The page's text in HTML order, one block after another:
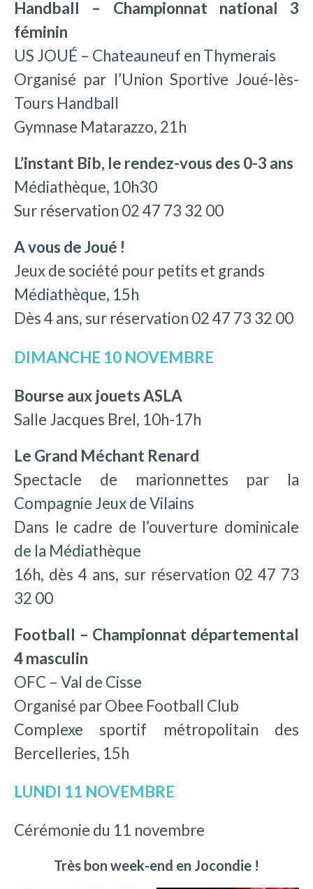
Handball – Championnat national 3
féminin
US JOUÉ – Chateauneuf en Thymerais
Organisé par l’Union Sportive Joué-lès-
Tours Handball
Gymnase Matarazzo, 21h
L’instant Bib, le rendez-vous des 0-3 ans
Médiathèque, 10h30
Sur réservation 02 47 73 32 00
A vous de Joué !
Jeux de société pour petits et grands
Médiathèque, 15h
Dès 4 ans, sur réservation 02 47 73 32 00
DIMANCHE 10 NOVEMBRE
Bourse aux jouets ASLA
Salle Jacques Brel, 10h-17h
Le Grand Méchant Renard
Spectacle de marionnettes par la
Compagnie Jeux de Vilains
Dans le cadre de l’ouverture dominicale
de la Médiathèque
16h, dès 4 ans, sur réservation 02 47 73
32 00
Football – Championnat départemental
4 masculin
OFC – Val de Cisse
Organisé par Obee Football Club
Complexe sportif métropolitain des
Bercelleries, 15h
LUNDI 11 NOVEMBRE
Cérémonie du 11 novembre
Très bon week-end en Jocondie !